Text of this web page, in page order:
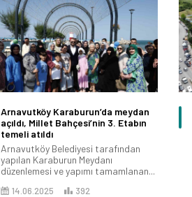
Arnavutköy Karaburun’da meydan
açıldı, Millet Bahçesi’nin 3. Etabın
temeli atıldı
Arnavutköy Belediyesi tarafından
yapılan Karaburun Meydanı
düzenlemesi ve yapımı tamamlanan...
14.06.2025 392